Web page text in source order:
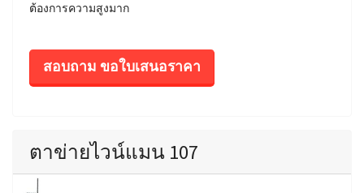
ต้องการความสูงมาก
สอบถาม ขอใบเสนอราคา
ตาข่ายไวน์แมน 107